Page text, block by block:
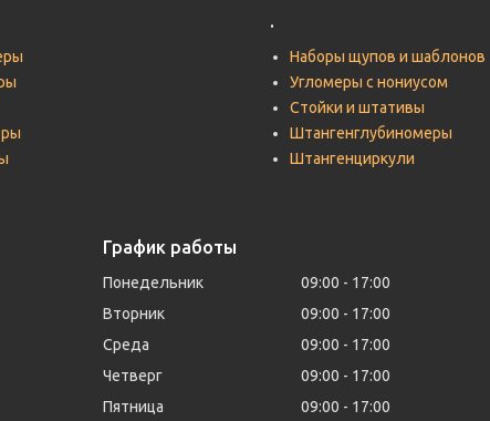
.
Наборы щупов и шаблонов
Угломеры с нониусом
Стойки и штативы
Штангенглубиномеры
Штангенциркули
График работы
Понедельник 09:00
17:00
Вторник
09:00
17:00
Среда
09:00
17:00
Четверг
09:00
17:00
Пятница
09:00 17:00